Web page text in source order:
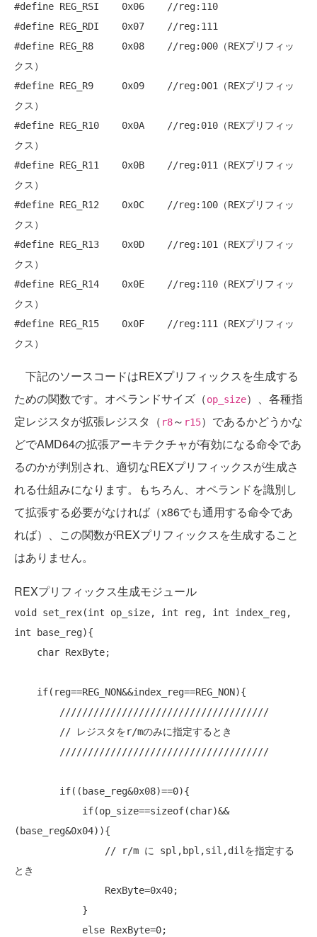
#define REG_RSI    0x06 //reg:110
#define REG_RDI    0x07 //reg:111
#define REG_R8     0x08 //reg:000（REXプリフィッ
クス）
#define REG_R9     0x09 //reg:001（REXプリフィッ
クス）
#define REG_R10    0x0A //reg:010（REXプリフィッ
クス）
#define REG_R11    0x0B //reg:011（REXプリフィッ
クス）
#define REG_R12    0x0C //reg:100（REXプリフィッ
クス）
#define REG_R13    0x0D //reg:101（REXプリフィッ
クス）
#define REG_R14    0x0E //reg:110（REXプリフィッ
クス）
#define REG_R15    0x0F //reg:111（REXプリフィッ
クス）
下記のソースコードはREXプリフィックスを生成する
ための関数です。オペランドサイズ（op_size）、各種指
定レジスタが拡張レジスタ（ r8～ r15）であるかどうかな
どでAMD64の拡張アーキテクチャが有効になる命令であ
るのかが判別され、適切なREXプリフィックスが生成さ
れる仕組みになります。もちろん、オペランドを識別し
て拡張する必要がなければ（x86でも通用する命令であ
れば）、この関数がREXプリフィックスを生成すること
はありません。
REXプリフィックス生成モジュール
void set_rex(int op_size, int reg, int
int base_reg){
char RexByte;
if(reg==REG_NON&&index_reg==REG_NON){
/////////////////////////////////////
// レジスタをr/mのみに指定するとき
/////////////////////////////////////
if((base_reg&0x08)==0){
if(op_size==sizeof(char)&&
(base_reg&0x04)){
// r/m に spl,bpl,sil,dilを指定する
とき
else RexByte=0;